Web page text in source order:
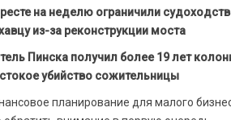
на неделю ограничили
из-за реконструкции моста
Пинска получил более 19 лет
убийство сожительницы
планирование для малого